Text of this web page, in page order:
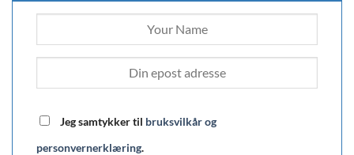
Jeg samtykker til bruksvilkår og
personvernerklæring.